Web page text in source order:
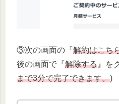
③次の画面の『解約はこち
後の画面で『解除する 』を
まで3分で完了できます。)